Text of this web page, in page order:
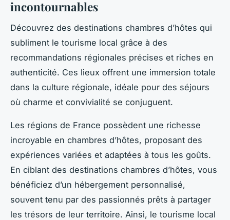
incontournables
Découvrez des destinations chambres d’hôtes qui
subliment le tourisme local grâce à des
recommandations régionales précises et riches en
authenticité. Ces lieux offrent une immersion totale
dans la culture régionale, idéale pour des séjours
où charme et convivialité se conjuguent.
Les régions de France possèdent une richesse
incroyable en chambres d’hôtes, proposant des
expériences variées et adaptées à tous les goûts.
En ciblant des destinations chambres d’hôtes, vous
bénéficiez d’un hébergement personnalisé,
souvent tenu par des passionnés prêts à partager
les trésors de leur territoire. Ainsi, le tourisme local